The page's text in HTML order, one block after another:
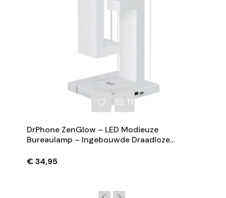
TOEVOEGEN AAN
DrPhone ZenGlow – LED Modieuze
Bureaulamp – Ingebouwde Draadloze
Nachtlamp - Wit
€ 34,95